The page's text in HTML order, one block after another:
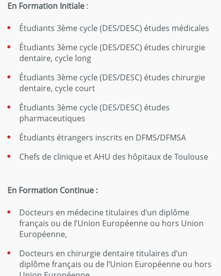
En Formation Initiale :
Étudiants 3ème cycle (DES/DESC) études médicales
Étudiants 3ème cycle (DES/DESC) études chirurgie
dentaire, cycle long
Étudiants 3ème cycle (DES/DESC) études chirurgie
dentaire, cycle court
Étudiants 3ème cycle (DES/DESC) études
pharmaceutiques
Étudiants étrangers inscrits en DFMS/DFMSA
Chefs de clinique et AHU des hôpitaux de Toulouse
En Formation Continue :
Docteurs en médecine titulaires d’un diplôme
français ou de l’Union Européenne ou hors Union
Européenne,
Docteurs en chirurgie dentaire titulaires d’un
diplôme français ou de l’Union Européenne ou hors